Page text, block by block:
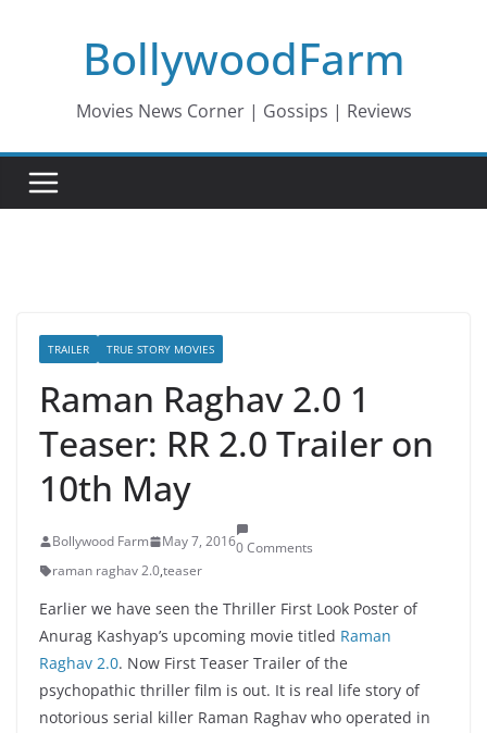
BollywoodFarm
Movies News Corner | Gossips | Reviews
TRAILER TRUE STORY MOVIES
Raman Raghav 2.0 1
Teaser: RR 2.0 Trailer on
10th May
Bollywood Farm May 7, 20160 Comments
raman raghav 2.0,teaser
Earlier we have seen the Thriller First Look Poster of
Anurag Kashyap’s upcoming movie titled Raman
Raghav 2.0. Now First Teaser Trailer of the
psychopathic thriller film is out. It is real life story of
notorious serial killer Raman Raghav who operated in